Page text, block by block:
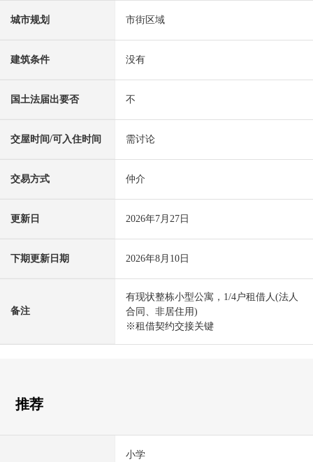
城市规划 市街区域
建筑条件 没有
国土法届出要否 不
交屋时间/可入住时间 需讨论
交易方式 仲介
更新日 2026年7月27日
下期更新日期 2026年8月10日
备注
有现状整栋小型公寓，1/4户租借人(法人
合同、非居住用)
※租借契约交接关键
推荐
小学